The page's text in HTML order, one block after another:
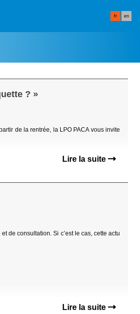
fr en
? »
de la rentrée, la LPO PACA vous invite
Lire la suite
de consultation. Si c’est le cas, cette actu
Lire la suite